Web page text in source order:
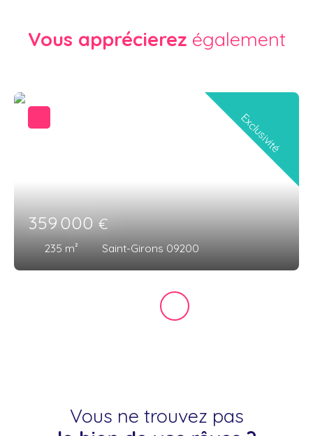
Vous apprécierez également
359 000€
235 m² Saint-Girons 09200
Exclusivité
Vous ne trouvez pas